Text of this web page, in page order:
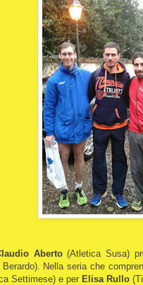
Aberto(Atletica Susa)
Berardo). Nella seria che
Settimese) e per Elisa Rullo